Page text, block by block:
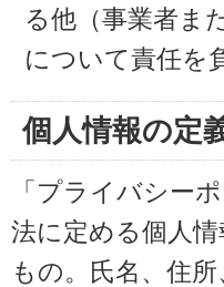
る他（事業者ま
について責任を
個人情報の定
「プライバシー
法に定める個人
もの。氏名、住